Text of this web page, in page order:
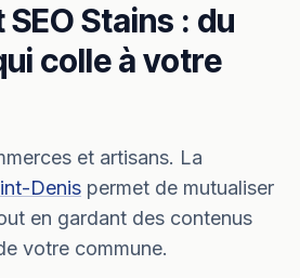
Stains : du
colle à votre
et artisans. La
Denis permet de mutualiser
en gardant des contenus
votre commune.